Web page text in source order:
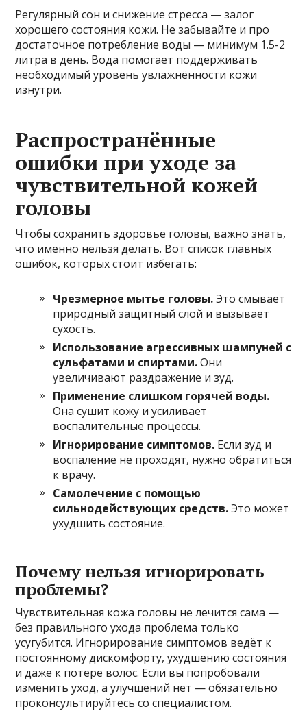
Регулярный сон и снижение стресса — залог
хорошего состояния кожи. Не забывайте и про
достаточное потребление воды — минимум 1.5-2
литра в день. Вода помогает поддерживать
необходимый уровень увлажнённости кожи
изнутри.
Распространённые
ошибки при уходе за
чувствительной кожей
головы
Чтобы сохранить здоровье головы, важно знать,
что именно нельзя делать. Вот список главных
ошибок, которых стоит избегать:
Чрезмерное мытье головы.Это смывает
природный защитный слой и вызывает
сухость.
Использование агрессивных шампуней с
сульфатами и спиртами.Они
увеличивают раздражение и зуд.
Применение слишком горячей воды.
Она сушит кожу и усиливает
воспалительные процессы.
Игнорирование симптомов. Если зуд и
воспаление не проходят, нужно обратиться
к врачу.
Самолечение с помощью
сильнодействующих средств.Это может
ухудшить состояние.
Почему нельзя игнорировать
проблемы?
Чувствительная кожа головы не лечится сама —
без правильного ухода проблема только
усугубится. Игнорирование симптомов ведёт к
постоянному дискомфорту, ухудшению состояния
и даже к потере волос. Если вы попробовали
изменить уход, а улучшений нет — обязательно
проконсультируйтесь со специалистом.